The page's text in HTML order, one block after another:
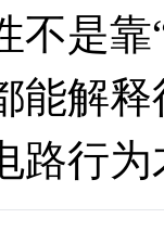
不是
能解
路行